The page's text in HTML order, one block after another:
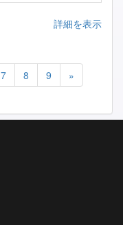
詳細を表示
7 8 9 »